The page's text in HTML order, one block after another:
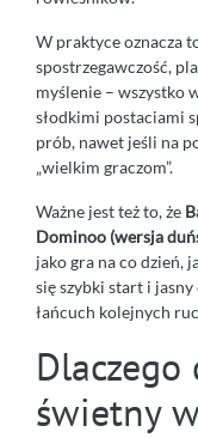
W praktyce oznacza
spostrzegawczość,
myślenie – wszystko
słodkimi postaciami
prób, nawet jeśli na
„wielkim graczom”.
Ważne jest też to, że
Dominoo (wersja
jako gra na co dzień,
się szybki start i
łańcuch kolejnych
świetny